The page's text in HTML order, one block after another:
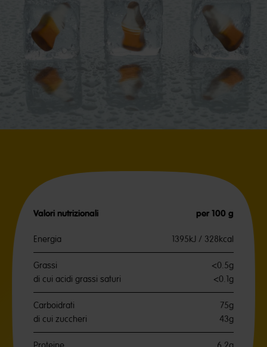
Valori nutrizionali per 100 g
Energia 1395kJ / 328kcal
Grassi
<0.5g
di cui acidi grassi saturi
<0.1g
Carboidrati
75g
di cui zuccheri
43g